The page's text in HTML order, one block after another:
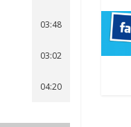
03:48
03:02
04:20